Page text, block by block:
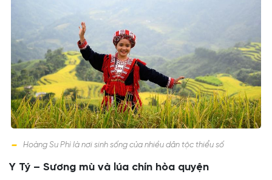
Hoàng Su Phì là nơi sinh sống của nhiều dân tộc thiểu số
Y Tý – Sương mù và lúa chín hòa quyện